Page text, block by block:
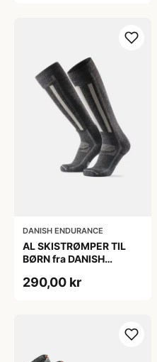
DANISH ENDURANCE
AL SKISTRØMPER TIL
BØRN fra DANISH
Mørkegrå/Lysegrå, 35-
290,00 kr